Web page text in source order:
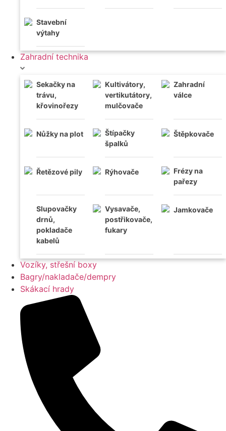
Stativy,
Stavební
výtahy
Zahradní technika
Sekačky na
trávu,
křovinořezy
Kultivátory,
vertikutátory,
mulčovače
Zahradní
válce
Nůžky na plot
Štípačky
špalků
Štěpkovače
Řetězové pily Rýhovače
Frézy na
pařezy
Slupovačky
drnů,
pokladače
kabelů
Vysavače,
postřikovače,
fukary
Jamkovače
Vozíky, střešní boxy
Bagry/nakladače/dempry
Skákací hrady